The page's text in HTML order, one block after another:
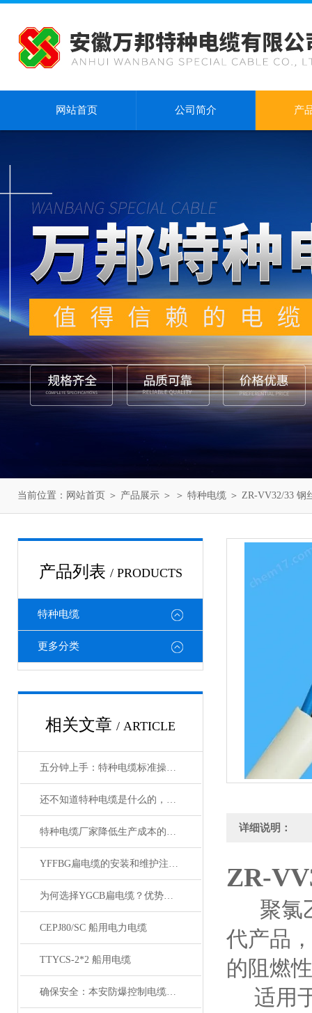
网站首页 公司简介 产
当前位置： 网站首页 ＞ 产品展示 ＞ ＞ 特种电缆 ＞ ZR-VV32/33 钢
产品列表 / PRODUCTS
特种电缆
更多分类
相关文章 / ARTICLE
五分钟上手：特种电缆标准操作流程详解
还不知道特种电缆是什么的，请看这里！
特种电缆厂家降低生产成本的合理手段
YFFBG扁电缆的安装和维护注意事项是什么
为何选择YGCB扁电缆？优势与技术详解
CEPJ80/SC 船用电力电缆
TTYCS-2*2 船用电缆
确保安全：本安防爆控制电缆在工业中的重要性
详细说明：
ZR-
聚氯乙
代产品
的阻燃
适用于